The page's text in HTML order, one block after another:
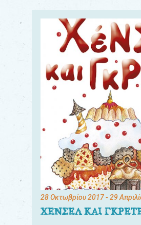
28 Οκτωβρίου 2017- 29
ΧΕΝΣΕΛ ΚΑΙ